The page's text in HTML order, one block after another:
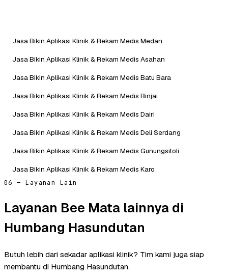
Jasa Bikin Aplikasi Klinik & Rekam Medis Medan
Jasa Bikin Aplikasi Klinik & Rekam Medis Asahan
Jasa Bikin Aplikasi Klinik & Rekam Medis Batu Bara
Jasa Bikin Aplikasi Klinik & Rekam Medis Binjai
Jasa Bikin Aplikasi Klinik & Rekam Medis Dairi
Jasa Bikin Aplikasi Klinik & Rekam Medis Deli Serdang
Jasa Bikin Aplikasi Klinik & Rekam Medis Gunungsitoli
Jasa Bikin Aplikasi Klinik & Rekam Medis Karo
06 — Layanan Lain
Layanan Bee Mata lainnya di
Humbang Hasundutan
Butuh lebih dari sekadar aplikasi klinik? Tim kami juga siap
membantu di Humbang Hasundutan.